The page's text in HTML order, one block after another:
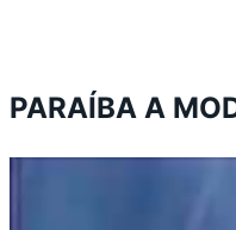
PARAÍBA A